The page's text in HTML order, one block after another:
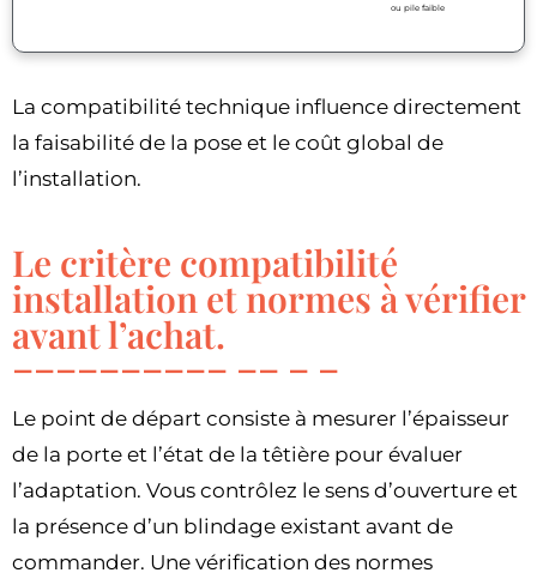
ou pile faible
La compatibilité technique influence directement
la faisabilité de la pose et le coût global de
l’installation.
Le critère compatibilité
installation et normes à vérifier
avant l’achat.
Le point de départ consiste à mesurer l’épaisseur
de la porte et l’état de la têtière pour évaluer
l’adaptation. Vous contrôlez le sens d’ouverture et
la présence d’un blindage existant avant de
commander. Une vérification des normes